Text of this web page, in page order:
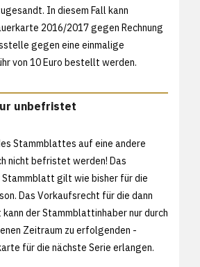
In diesem Fall kann
2016/2017 gegen Rechnung
gegen eine einmalige
von 10 Euro bestellt werden.
unbefristet
Stammblattes auf eine andere
nicht befristet werden! Das
gilt wie bisher für die
Das Vorkaufsrecht für die dann
der Stammblattinhaber nur durch
Zeitraum zu erfolgenden -
für die nächste Serie erlangen.